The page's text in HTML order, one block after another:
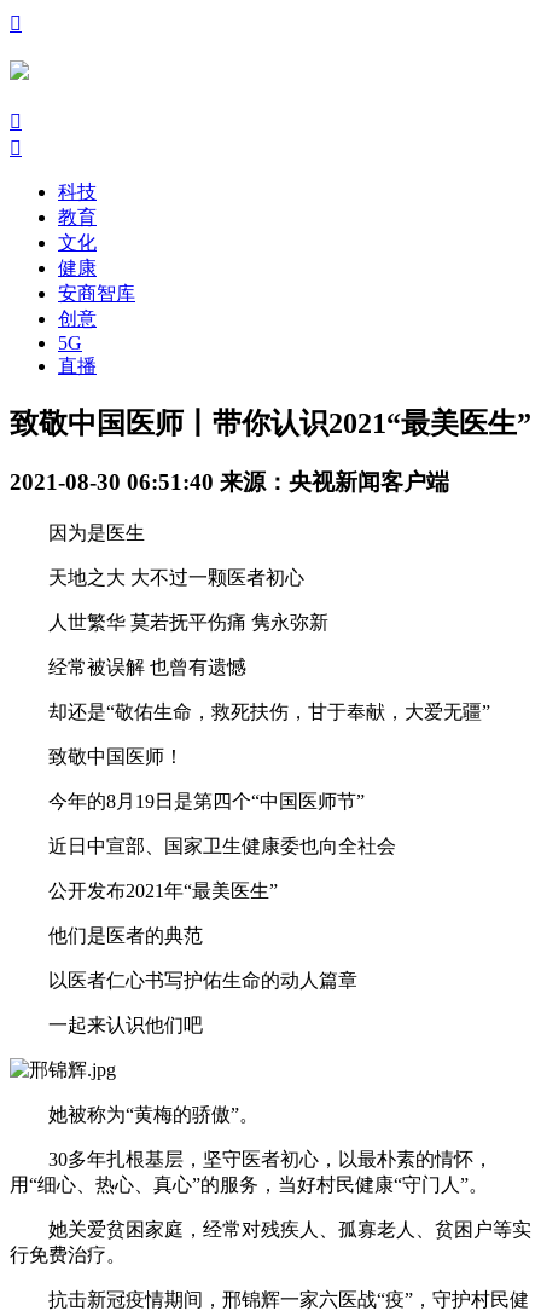

󰃙
󰆉
科技
教育
文化
健康
安商智库
创意
5G
直播
致敬中国医师丨带你认识2021“最美医生”
2021-08-30 06:51:40 来源：央视新闻客户端
因为是医生
天地之大 大不过一颗医者初心
人世繁华 莫若抚平伤痛 隽永弥新
经常被误解 也曾有遗憾
却还是“敬佑生命，救死扶伤，甘于奉献，大爱无疆”
致敬中国医师！
今年的8月19日是第四个“中国医师节”
近日中宣部、国家卫生健康委也向全社会
公开发布2021年“最美医生”
他们是医者的典范
以医者仁心书写护佑生命的动人篇章
一起来认识他们吧
她被称为“黄梅的骄傲”。
30多年扎根基层，坚守医者初心，以最朴素的情怀，
用“细心、热心、真心”的服务，当好村民健康“守门人”。
她关爱贫困家庭，经常对残疾人、孤寡老人、贫困户等实
行免费治疗。
抗击新冠疫情期间，邢锦辉一家六医战“疫”，守护村民健